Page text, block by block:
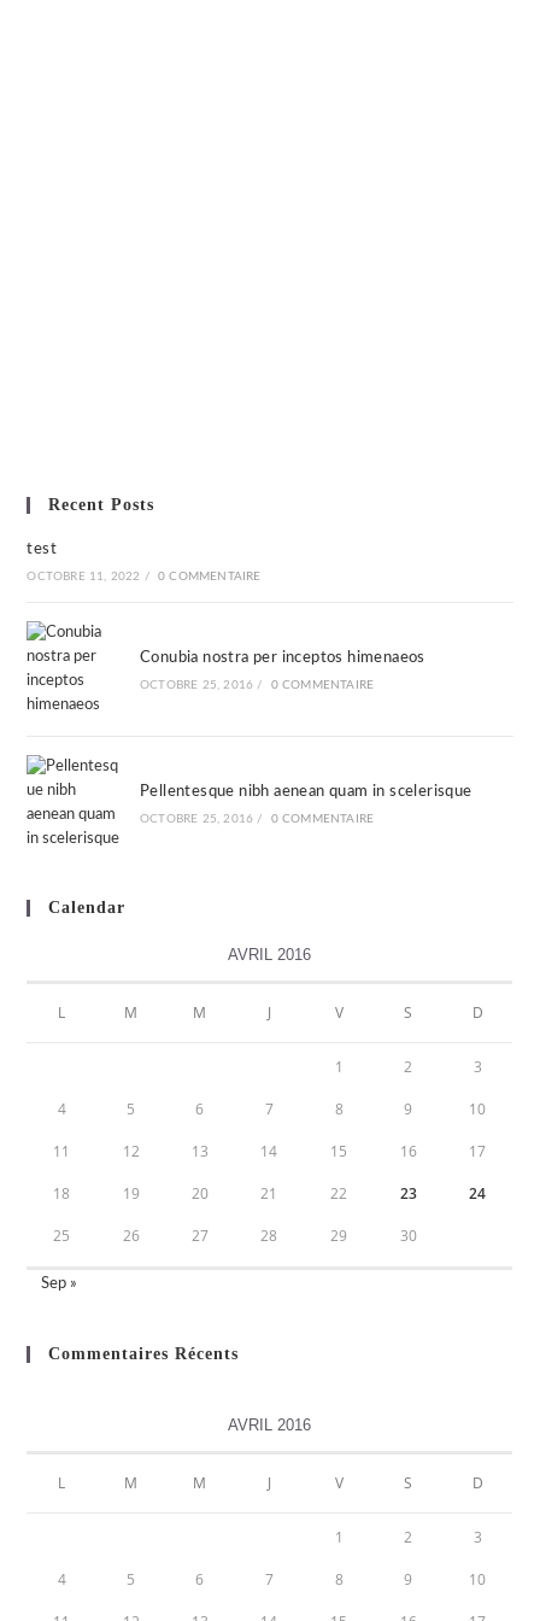
Recent Posts
test
OCTOBRE 11, 2022 / 0 COMMENTAIRE
Conubia nostra per inceptos himenaeos
OCTOBRE 25, 2016 / 0 COMMENTAIRE
Pellentesque nibh aenean quam in scelerisque
OCTOBRE 25, 2016 / 0 COMMENTAIRE
Calendar
AVRIL 2016
L M M J V S D
1 2 3
4 5 6 7 8 9 10
11 12 13 14 15 16 17
18 19 20 21 22 23 24
25 26 27 28 29 30
Sep »
Commentaires Récents
AVRIL 2016
L M M J V S D
1 2 3
4 5 6 7 8 9 10